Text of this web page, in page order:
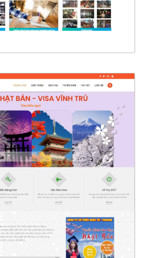
XEM THỰC TẾ
OUT OF STOCK
4719
CHI TIẾT